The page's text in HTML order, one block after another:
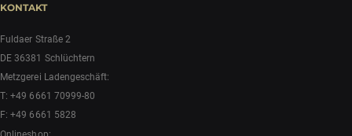
KONTAKT
Fuldaer Straße 2
DE 36381 Schlüchtern
Metzgerei Ladengeschäft:
T:+49 6661 70999-80
F: +49 6661 5828